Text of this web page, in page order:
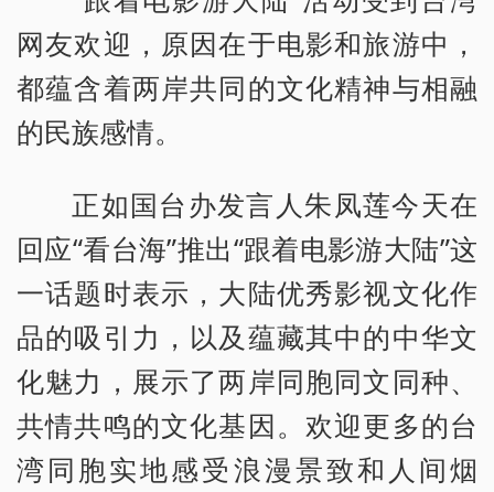
网友欢迎，原因在于电影和旅游中，
都蕴含着两岸共同的文化精神与相融
的民族感情。
正如国台办发言人朱凤莲今天在
回应“看台海”推出“跟着电影游大陆”这
一话题时表示，大陆优秀影视文化作
品的吸引力，以及蕴藏其中的中华文
化魅力，展示了两岸同胞同文同种、
共情共鸣的文化基因。欢迎更多的台
湾同胞实地感受浪漫景致和人间烟